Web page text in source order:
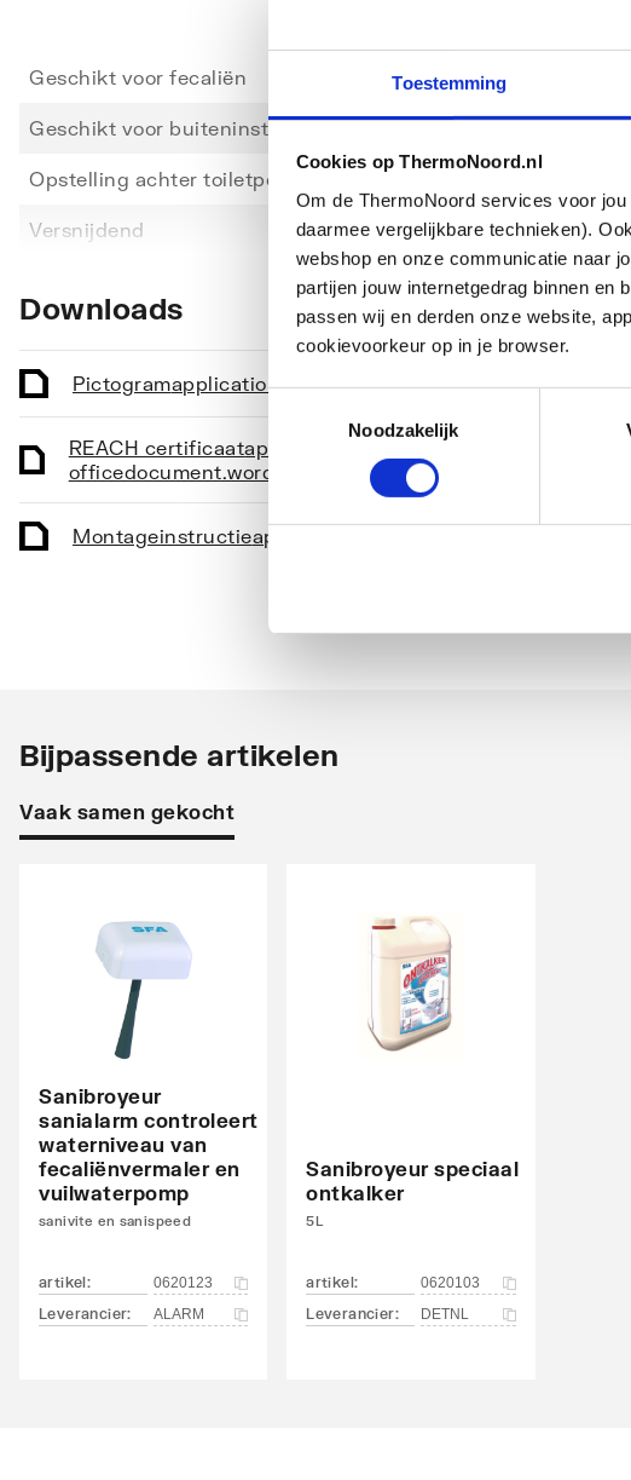
Toestemming
Cookies op ThermoNoord.nl
Om de ThermoNoord services voor
daarmee vergelijkbare technieken).
webshop en onze communicatie naar
partijen jouw internetgedrag binnen en
passen wij en derden onze website,
cookievoorkeur op in je browser.
Noodzakelijk
Geschikt voor fecaliën Ja
Geschikt voor buiteninstallatie Nee
Opstelling achter toiletpot
Versnijdend Ja
Overig
Kunststof
Materiaal waaier / pompwiel Polypropyleen
Materiaal reservoir Polypropyleen
Kwaliteitsklasse reservoir
1
Max. opvoerhoogte
Nom. spanning
Aantal fasen
Frequentie
Nom. stroom
Opgenomen motorvermogen (P1)
Afgegeven motorvermogen (P2)
Isolatieklasse volgens IEC F
Toon meer
Downloads
Pictogramapplication/pdf,215 KB
REACH certificaatapplication/vnd.openxmlformats-
officedocument.wordprocessingml.document
Montageinstructieapplication/pdf
Bijpassende artikelen
Vaak samen gekocht
Sanibroyeur
sanialarm controleert
waterniveau van
fecaliënvermaler en
vuilwaterpomp
sanivite en sanispeed
artikel: 0620123
Leverancier: ALARM
Sanibroyeur speciaal
ontkalker
5L
artikel: 0620103
Leverancier: DETNL